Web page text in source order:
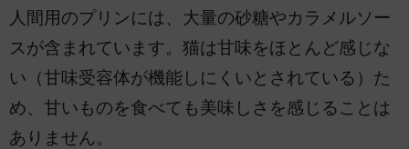
人間用のプリンには、大量の砂糖やカラメルソー
スが含まれています。猫は甘味をほとんど感じな
い（甘味受容体が機能しにくいとされている）た
め、甘いものを食べても美味しさを感じることは
ありません。